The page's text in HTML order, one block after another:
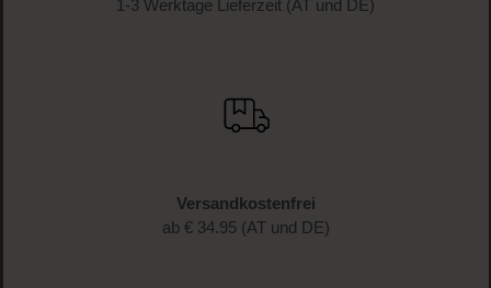
1-3 Werktage Lieferzeit (AT und DE)
Versandkostenfrei
ab € 34.95 (AT und DE)